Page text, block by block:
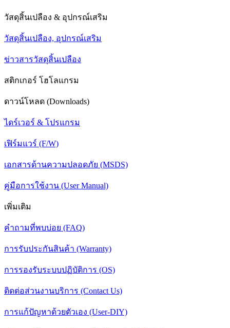
วัสดุสิ้นเปลือง & อุปกรณ์เสริม
วัสดุสิ้นเปลือง, อุปกรณ์เสริม
ข่าวสารวัสดุสิ้นเปลือง
สติกเกอร์ โฮโลแกรม
ดาวน์โหลด (Downloads)
ไดร์เวอร์ & โปรแกรม
เฟิร์มแวร์ (F/W)
เอกสารด้านความปลอดภัย (MSDS)
คู่มือการใช้งาน (User Manual)
เพิ่มเติม
คำถามที่พบบ่อย (FAQ)
การรับประกันสินค้า (Warranty)
การรองรับระบบปฏิบัติการ (OS)
ติดต่อส่วนงานบริการ (Contact Us)
การแก้ปัญหาด้วยตัวเอง (User-DIY)